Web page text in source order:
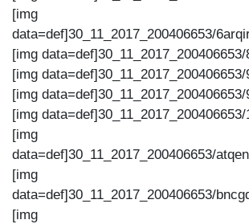
[img
data=def]30_11_2017_200406653/
[img
[img
[img
[img
[img
data=def]30_11_2017_200406653/
[img
data=def]30_11_2017_200406653/
[img